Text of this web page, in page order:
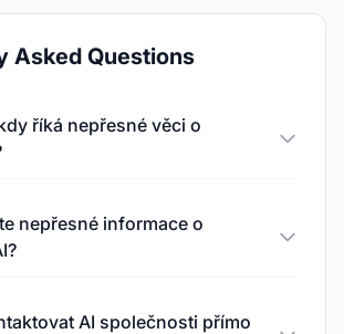
Asked Questions
říká nepřesné věci o
nepřesné informace o
AI společnosti přímo